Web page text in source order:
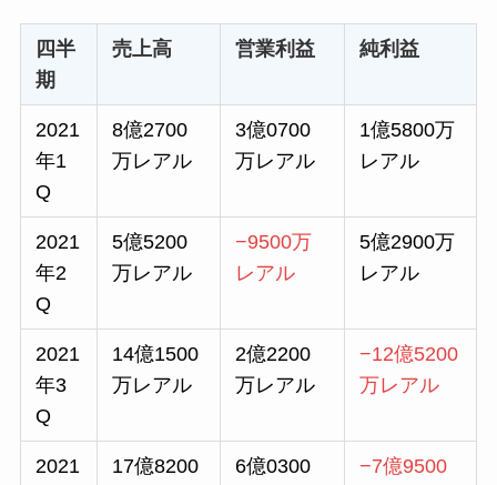
四半
期
売上高 営業利益 純利益
2021
年1
Q
8億2700
万レアル
3億0700
万レアル
1億5800万
レアル
2021
年2
Q
5億5200
万レアル
−9500万
レアル
5億2900万
レアル
2021
年3
Q
14億1500
万レアル
2億2200
万レアル
−12億5200
万レアル
2021
17億8200
6億0300
−7億9500